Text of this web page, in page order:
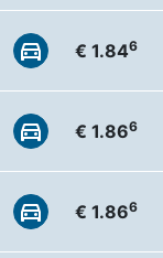
€ 1.846
€ 1.866
€ 1.866